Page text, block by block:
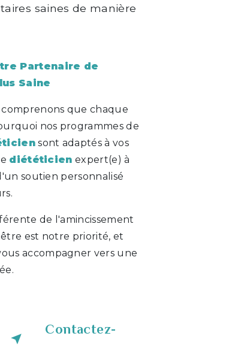
saines de manière
Partenaire de
Saine
comprenons que chaque
nos programmes de
sont adaptés à vos
diététicien expert(e) à
soutien personnalisé
de l'amincissement
est notre priorité, et
accompagner vers une
Contactez-